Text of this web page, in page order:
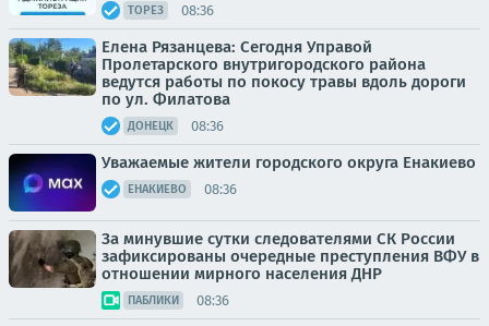
ТОРЕЗ 08:36
Елена Рязанцева: Сегодня Управой
Пролетарского внутригородского района
ведутся работы по покосу травы вдоль дороги
по ул. Филатова
ДОНЕЦК 08:36
Уважаемые жители городского округа Енакиево
ЕНАКИЕВО 08:36
За минувшие сутки следователями СК России
зафиксированы очередные преступления ВФУ в
отношении мирного населения ДНР
ПАБЛИКИ 08:36